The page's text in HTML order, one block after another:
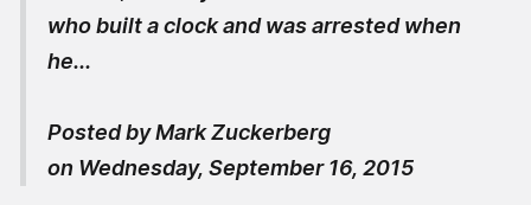
who built a clock and was arrested when
he...
Posted byMark Zuckerberg
on Wednesday, September 16, 2015